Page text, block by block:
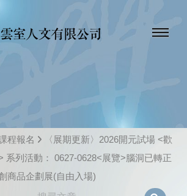
程報名
〈展期更新〉2026開元試場 <歡
系列活動： 0627-0628<展覽>腦洞已轉正
商品企劃展(自由入場)